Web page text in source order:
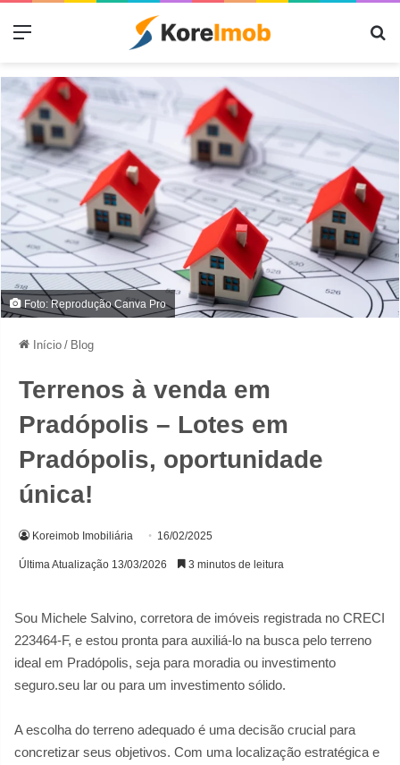
Menu
Foto: Reprodução Canva Pro
Início / Blog
Terrenos à venda em
Pradópolis – Lotes em
Pradópolis, oportunidade
única!
Koreimob Imobiliária 16/02/2025
Última Atualização 13/03/2026 3 minutos de leitura
Sou Michele Salvino, corretora de imóveis registrada no CRECI
223464-F, e estou pronta para auxiliá-lo na busca pelo terreno
ideal em Pradópolis, seja para moradia ou investimento
seguro.seu lar ou para um investimento sólido.
A escolha do terreno adequado é uma decisão crucial para
concretizar seus objetivos. Com uma localização estratégica e